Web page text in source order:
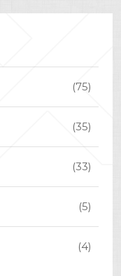
(75)
(35)
(33)
(5)
(4)